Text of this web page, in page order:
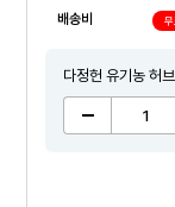
배송비
다정헌 유기농 허